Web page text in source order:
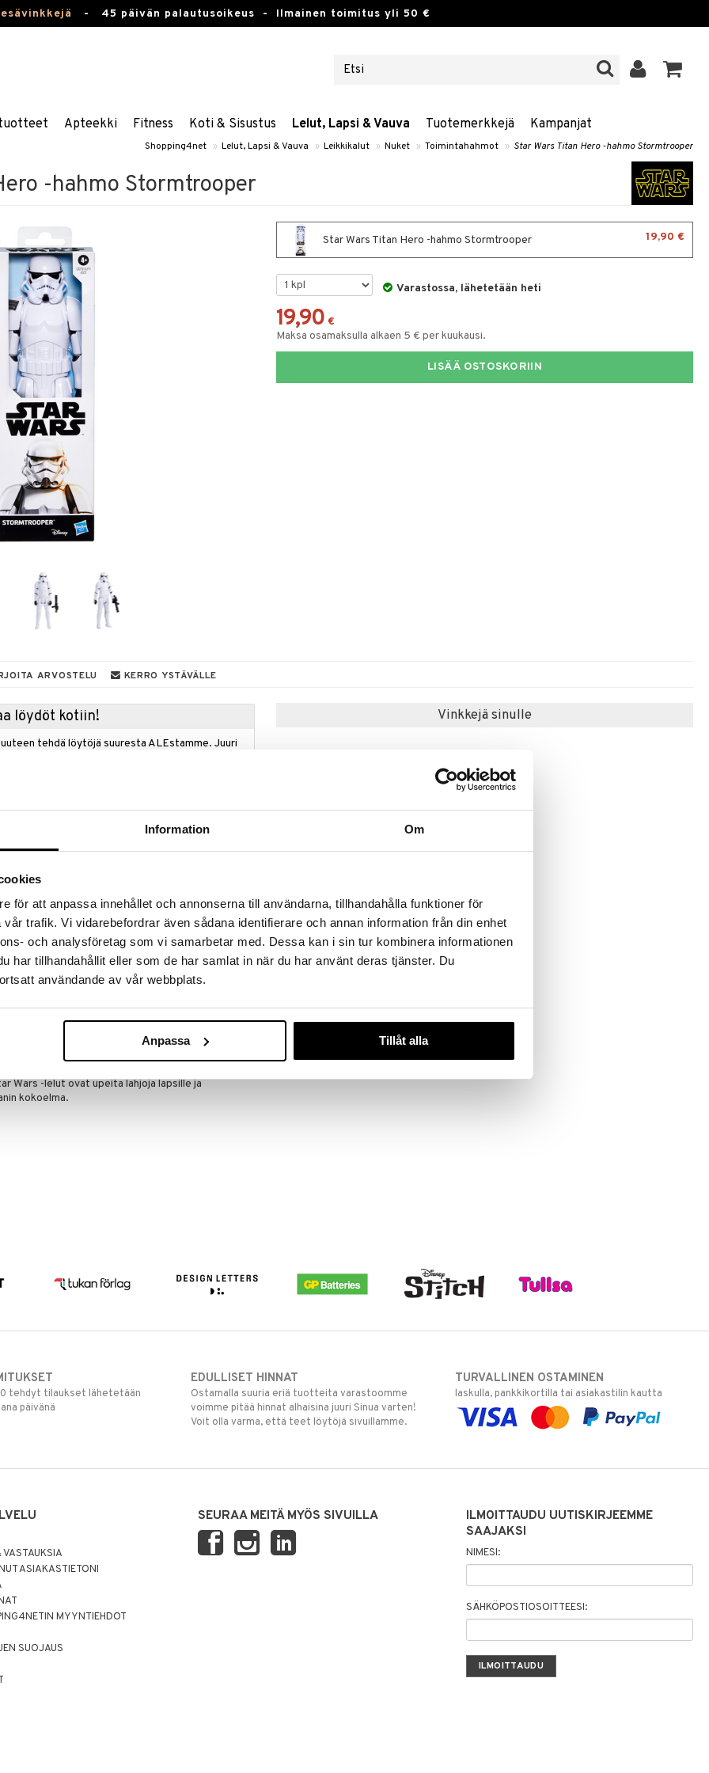
Information Om
för att anpassa innehållet och annonserna till användarna, tillhandahålla funktioner för
trafik. Vi vidarebefordrar även sådana identifierare och annan information från din enhet
och analysföretag som vi samarbetar med. Dessa kan i sin tur kombinera informationen
har tillhandahållit eller som de har samlat in när du har använt deras tjänster. Du
användande av vår webbplats.
Anpassa Tillåt alla
- 45 päivän palautusoikeus - Ilmainen toimitus yli 50 €
Apteekki Fitness Koti & Sisustus Lelut, Lapsi & Vauva Tuotemerkkejä Kampanjat
Shopping4net » Lelut, Lapsi & Vauva » Leikkikalut » Nuket » Toimintahahmot » Star Wars Titan Hero -hahmo Stormtrooper
-hahmo Stormtrooper
Star Wars Titan Hero -hahmo Stormtrooper 19,90 €
Varastossa, lähetetään heti
19,90 €
Maksa osamaksulla alkaen 5 € per kuukausi.
LISÄÄ OSTOSKORIIN
ARVOSTELU KERRO YSTÄVÄLLE
löydöt kotiin!
tehdä löytöjä suuresta ALEstamme. Juuri
voivat päästä loppumaan!
ale-löydöt »
maailman ulkopuolisia seikkailuja Star Wars Titan
inspiroiman muotoilun ja perusliikkuvuuden, ja
ja blaster-lisävaruste.
tekee siitä täydellisen kokoisen 4-vuotiaille ja sitä
käsissä, jaloissa ja niskassa, ja se seisoo
upeita toimintaposeerauksia.
Wars -lelut ovat upeita lahjoja lapsille ja
kokoelma.
Vinkkejä sinulle
hahmo Darth Vader
STAR WARS
19,90 €
tehdyt tilaukset lähetetään
päivänä
EDULLISET HINNAT
Ostamalla suuria eriä tuotteita varastoomme
voimme pitää hinnat alhaisina juuri Sinua varten!
Voit olla varma, että teet löytöjä sivuillamme.
TURVALLINEN OSTAMINEN
laskulla, pankkikortilla tai asiakastilin kautta
ASIAKASTIETONI
MYYNTIEHDOT
SUOJAUS
SEURAA MEITÄ MYÖS SIVUILLA
ILMOITTAUDU UUTISKIRJEEMME
SAAJAKSI
NIMESI:
SÄHKÖPOSTIOSOITTEESI: